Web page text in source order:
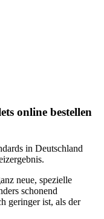
online bestellen
in Deutschland
neue, spezielle
schonend
geringer ist, als der